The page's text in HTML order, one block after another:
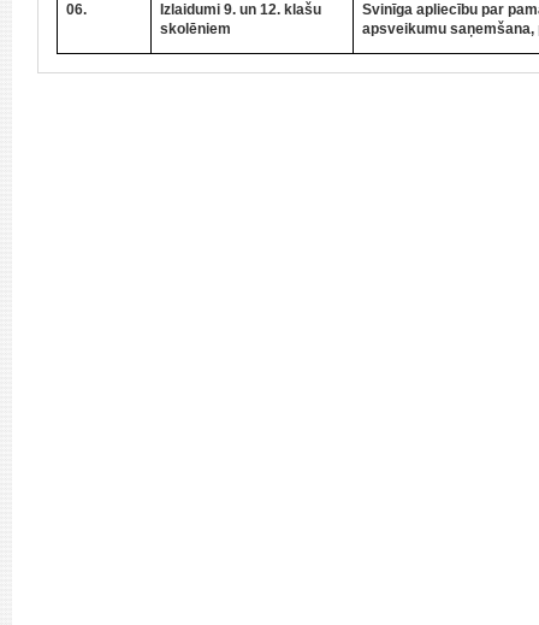
06.
Izlaidumi 9. un 12. klašu
skolēniem
Svinīga apliecību par
apsveikumu saņemšana,